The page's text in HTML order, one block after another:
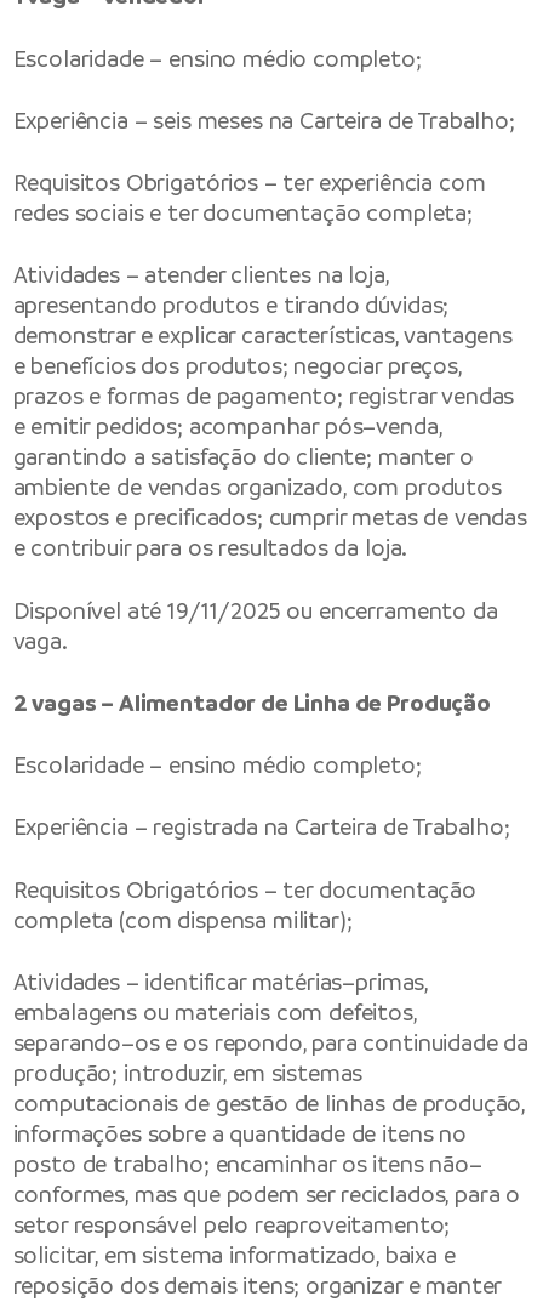
Escolaridade – ensino médio completo;
Experiência – seis meses na Carteira de Trabalho;
Requisitos Obrigatórios – ter experiência com
redes sociais e ter documentação completa;
Atividades – atender clientes na loja,
apresentando produtos e tirando dúvidas;
demonstrar e explicar características, vantagens
e benefícios dos produtos; negociar preços,
prazos e formas de pagamento; registrar vendas
e emitir pedidos; acompanhar pós–venda,
garantindo a satisfação do cliente; manter o
ambiente de vendas organizado, com produtos
expostos e precificados; cumprir metas de vendas
e contribuir para os resultados da loja.
Disponível até 19/11/2025 ou encerramento da
vaga.
2 vagas – Alimentador de Linha de Produção
Escolaridade – ensino médio completo;
Experiência – registrada na Carteira de Trabalho;
Requisitos Obrigatórios – ter documentação
completa (com dispensa militar);
Atividades – identificar matérias–primas,
embalagens ou materiais com defeitos,
separando–os e os repondo, para continuidade da
produção; introduzir, em sistemas
computacionais de gestão de linhas de produção,
informações sobre a quantidade de itens no
posto de trabalho; encaminhar os itens não–
conformes, mas que podem ser reciclados, para o
setor responsável pelo reaproveitamento;
solicitar, em sistema informatizado, baixa e
reposição dos demais itens; organizar e manter